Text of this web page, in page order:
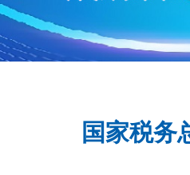
国家税务